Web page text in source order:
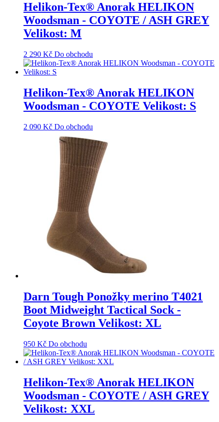
Helikon-Tex® Anorak HELIKON
Woodsman - COYOTE / ASH GREY
Velikost: M
2 290 Kč Do obchodu
Helikon-Tex® Anorak HELIKON
Woodsman - COYOTE Velikost: S
2 090 Kč Do obchodu
Darn Tough Ponožky merino T4021
Boot Midweight Tactical Sock -
Coyote Brown Velikost: XL
950 Kč Do obchodu
Helikon-Tex® Anorak HELIKON
Woodsman - COYOTE / ASH GREY
Velikost: XXL